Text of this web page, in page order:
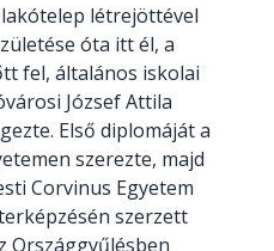
lakótelep létrejöttével
óta itt él, a
fel, általános iskolai
József Attila
Első diplomáját a
szerezte, majd
Corvinus Egyetem
szerzett
Országgyűlésben